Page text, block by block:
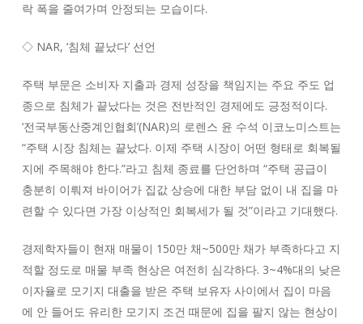
락 폭을 줄여가며 안정되는 모습이다.
◇ NAR, ‘침체 끝났다’ 선언
주택 부문은 소비자 지출과 경제 성장을 책임지는 주요 주도 업
종으로 침체가 끝났다는 것은 전반적인 경제에도 긍정적이다.
‘전국부동산중계인협회’(NAR)의 로렌스 윤 수석 이코노미스트는
“주택 시장 침체는 끝났다. 이제 주택 시장이 어떤 형태로 회복될
지에 주목해야 한다.”라고 침체 종료를 단언하며 “주택 공급이
충분히 이뤄져 바이어가 집값 상승에 대한 부담 없이 내 집을 마
련할 수 있다면 가장 이상적인 회복세가 될 것”이라고 기대했다.
경제학자들이 현재 매물이 150만 채~500만 채가 부족하다고 지
적할 정도로 매물 부족 현상은 여전히 심각하다. 3~4%대의 낮은
이자율로 모기지 대출을 받은 주택 보유자 사이에서 집이 마음
에 안 들어도 유리한 모기지 조건 때문에 집을 팔지 않는 현상이